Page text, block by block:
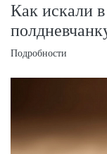
Как искали
Подробности